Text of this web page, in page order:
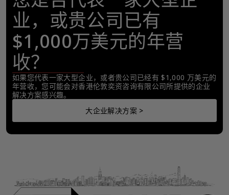
业，或贵公司已有
$1,000万美元的年营
收？
如果您代表一家大型企业，或者贵公司已经有 $1,000 万美元的
年营收，您可能会对香港伦敦奕资咨询有限公司所提供的企业
解决方案感兴趣。
大企业解决方案 >